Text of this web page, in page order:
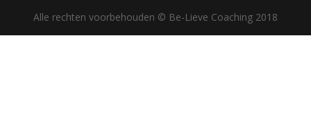
Alle rechten voorbehouden © Be-Lieve Coaching 2018